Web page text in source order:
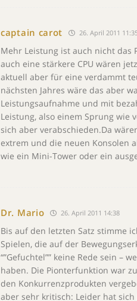
captain carot 26. April 2011
Mehr Leistung ist auch nicht das
auch eine stärkere CPU wären
aktuell aber für eine verdammt
nächsten Jahres wäre das aber
Leistungsaufnahme und mit
Leistung, also einem Sprung wie
sich aber verabschieden.Da
extrem und die neuen Konsolen
wie ein Mini-Tower oder ein
Dr. Mario 26. April 2011 14:38
Bis auf den letzten Satz stimme
Spielen, die auf der
“”Gefuchtel”” keine Rede sein –
haben. Die Pionterfunktion war
den Konkurrenzprodukten
aber sehr kritisch: Leider hat